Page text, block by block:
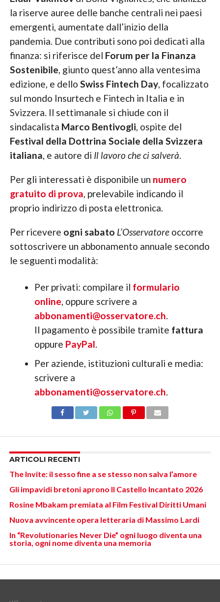
la riserve auree delle banche centrali nei paesi
emergenti, aumentate dall’inizio della
pandemia. Due contributi sono poi dedicati alla
finanza: si riferisce del Forum per la Finanza
Sostenibile , giunto quest’anno alla ventesima
edizione, e dello Swiss Fintech Day, focalizzato
sul mondo Insurtech e Fintech in Italia e in
Svizzera. Il settimanale si chiude con il
sindacalista Marco Bentivogli , ospite del
Festival della Dottrina Sociale della Svizzera
italiana , e autore di Il lavoro che ci salverà
Per gli interessati è disponibile un numero
gratuito di prova , prelevabile indicando il
proprio indirizzo di posta elettronica.
Per ricevere ogni sabato L’Osservatoreoccorre
sottoscrivere un abbonamento annuale secondo
le seguenti modalità:
Per privati: compilare il formulario
online , oppure scrivere a
abbonamenti@osservatore.ch
Il pagamento è possibile tramite fattura
oppure PayPal
Per aziende, istituzioni culturali e media:
scrivere a
abbonamenti@osservatore.ch
ARTICOLI RECENTI
The Invite: il sesso fine a se stesso non salva l’amore
Gli impavidi bretoni aprono Il Castello Incantato 2026
Rosine Mbakam premiata al Film Festival Diritti Umani
Nuova avvincente opera letteraria di Massimo Lardi
In “Revolutionaries Never Die” ogni luogo diventa una
storia, ogni nome diventa una memoria